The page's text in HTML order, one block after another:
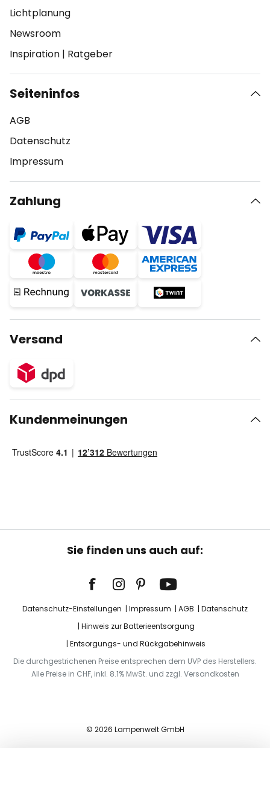
Lichtplanung
Newsroom
Inspiration | Ratgeber
Seiteninfos
AGB
Datenschutz
Impressum
Zahlung
Versand
Kundenmeinungen
Sie finden uns auch auf:
Datenschutz-Einstellungen Impressum AGB
Datenschutz
Hinweis zur Batterieentsorgung
Entsorgungs- und Rückgabehinweis
Die durchgestrichenen Preise entsprechen dem UVP des Herstellers.
Alle Preise in CHF, inkl. 8.1% MwSt. und zzgl. Versandkosten
© 2026 Lampenwelt GmbH